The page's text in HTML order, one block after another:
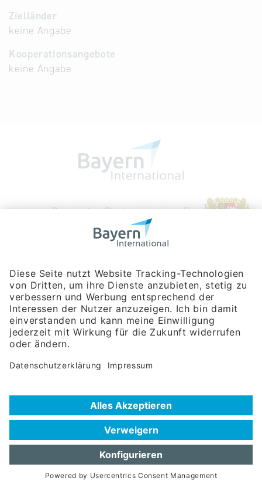
Zielländer
keine Angabe
Kooperationsangebote
keine Angabe
Bayerische Gesellschaft für Internationale
Rosenheimer Str. 143C
81671 München
Tel:+49 180 5949260
(Festnetz 14 ct/min, Mobil max. 42 ct/min)
Hotline
Datenschutzerklärung
Nutzungsbedingungen
Häufig gestellte Fragen (FAQ)